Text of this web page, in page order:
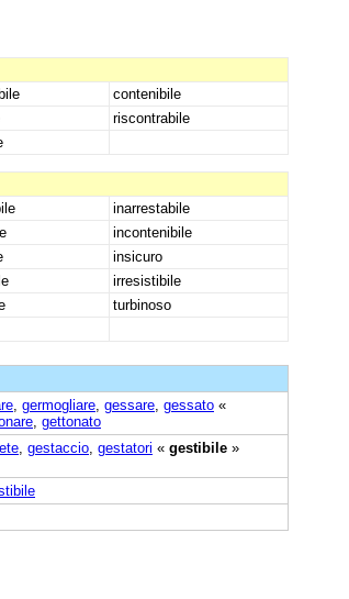
contenibile
riscontrabile
inarrestabile
incontenibile
insicuro
irresistibile
turbinoso
germogliare gessare gessato «
gettonato
gestaccio gestatori « gestibile »